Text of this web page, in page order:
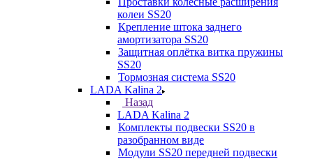
колеи SS20
Крепление штока заднего
амортизатора SS20
Защитная оплётка витка пружины
SS20
Тормозная система SS20
LADA Kalina 2
Назад
LADA Kalina 2
Комплекты подвески SS20 в
разобранном виде
Модули SS20 передней подвески